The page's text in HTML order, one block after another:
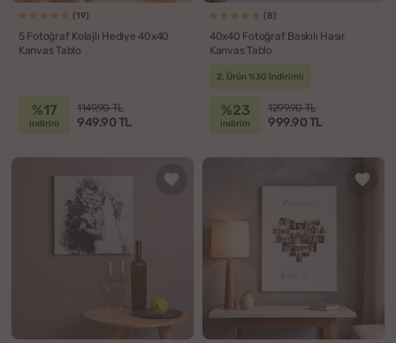
(19)
5 Fotoğraf Kolajlı Hediye 40x40
Kanvas Tablo
%17
indirim
1149.90 TL
949.90 TL
(8)
40x40 Fotoğraf Baskılı Hasır
Kanvas Tablo
2. Ürün %30 İndirimli
%23
indirim
1299.90 TL
999.90 TL